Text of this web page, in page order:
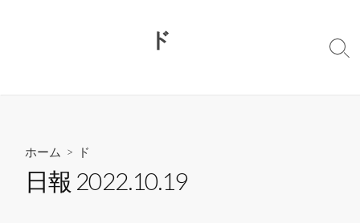
ド
検
ホーム > ド
日報 2022.10.19